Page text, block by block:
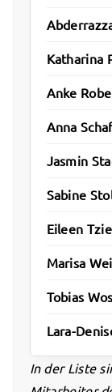
Katharina
Anke
Anna
Jasmin
Sabine
Eileen
Marisa
Tobias
Lara-
In der Liste